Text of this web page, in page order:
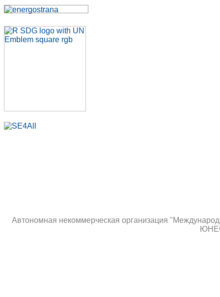
Автономная некоммерческая организация